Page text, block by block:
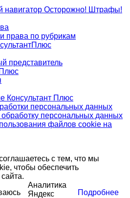
навигатор Осторожно! Штрафы!
права по рубрикам
представитель
Консультант Плюс
персональных данных
персональных данных
файлов cookie на
с тем, что мы
чтобы обеспечить
Подробнее
Аналитика
Яндекс